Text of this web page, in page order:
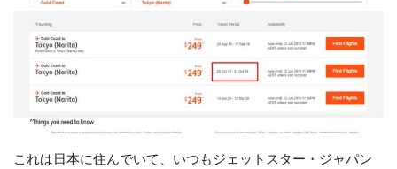
これは日本に住んでいて、いつもジェットスター・ジャパン